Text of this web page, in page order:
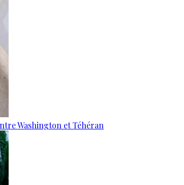
Washington et Téhéran